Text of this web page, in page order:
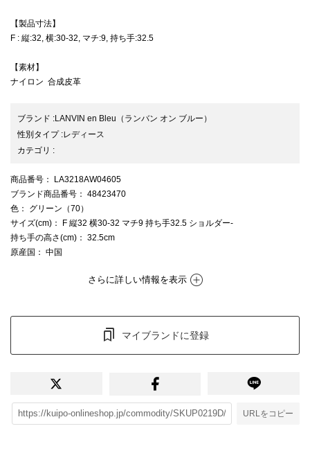
【製品寸法】
F : 縦:32, 横:30-32, マチ:9, 持ち手:32.5
【素材】
ナイロン 合成皮革
ブランド :LANVIN en Bleu （ランバン オン ブルー）
性別タイプ:レディース
カテゴリ :
商品番号 ： LA3218AW04605
ブランド商品番号 ： 48423470
色 ： グリーン（70）
サイズ(cm) ： F 縦32 横30-32 マチ9 持ち手32.5 ショルダー-
持ち手の高さ(cm) ： 32.5cm
原産国 ： 中国
さらに詳しい情報を表示
マイブランドに登録
URLをコピー